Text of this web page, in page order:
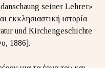
seiner Lehrer»
εκκλησιαστική ιστορία
und Kirchengeschichte
1886].